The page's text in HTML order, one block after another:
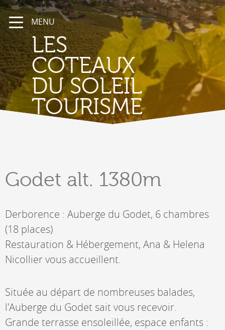
MENU
LES
COTEAUX
DU SOLEIL
TOURISME
Godet alt. 1380m
Derborence : Auberge du Godet, 6 chambres
(18 places)
Restauration & Hébergement, Ana & Helena
Nicollier vous accueillent.
Située au départ de nombreuses balades,
l'Auberge du Godet sait vous recevoir.
Grande terrasse ensoleillée, espace enfants :